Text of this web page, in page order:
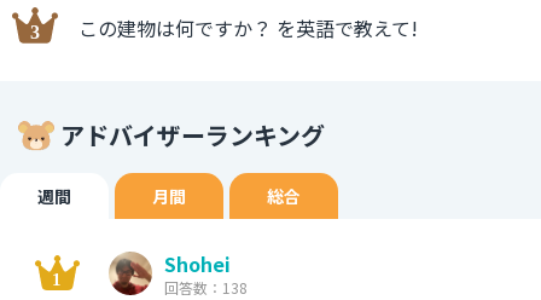
この建物は何ですか？ を英語で教えて!
アドバイザーランキング
週間 月間 総合
Shohei
回答数：138